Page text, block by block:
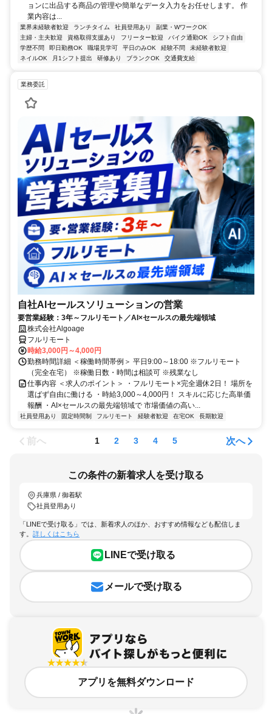
ョンに出品する商品の管理や簡単なデータ入力をお任せします。 作
業内容は...
業界未経験者歓迎 ランチタイム 社員登用あり
副業・WワークOK
主婦・主夫歓迎
資格取得支援あり フリーター歓迎 バイク通勤OK
シフト自由
学歴不問
即日勤務OK 職場見学可 平日のみOK 経験不問
未経験者歓迎
ネイルOK
月1シフト提出 研修あり ブランクOK 交通費支給
業務委託
自社AIセールスソリューションの営業
要営業経験：3年～フルリモート／AI×セールスの最先端領域
株式会社Algoage
フルリモート
時給3,000円～4,000円
勤務時間詳細 ＜稼働時間帯例＞ 平日9:00～18:00 ※フルリモート
（完全在宅） ※稼働日数・時間は相談可 ※残業なし
仕事内容 ＜求人のポイント＞ ・フルリモート×完全週休2日！ 場所を
選ばず自由に働ける ・時給3,000～4,000円！ スキルに応じた高単価
報酬 ・AI×セールスの最先端領域で 市場価値の高い...
社員登用あり 固定時間制 フルリモート 経験者歓迎 在宅OK 長期歓迎
前へ 1 2 3 4 5 次へ
この条件の新着求人を受け取る
兵庫県 / 御着駅
社員登用あり
「LINEで受け取る」では、新着求人のほか、おすすめ情報なども配信しま
す。 詳しくはこちら
LINEで受け取る
メールで受け取る
アプリを無料ダウンロード